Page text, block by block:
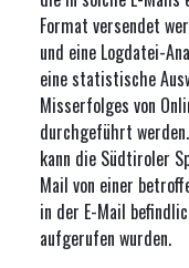
Format versendet
und eine Logdatei-
eine statistische
Misserfolges von
durchgeführt
kann die Südtiroler
Mail von einer
in der E-Mail
aufgerufen wurden.